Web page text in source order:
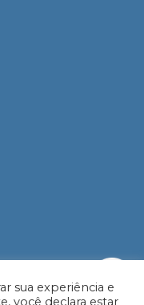
sua experiência e
você declara estar